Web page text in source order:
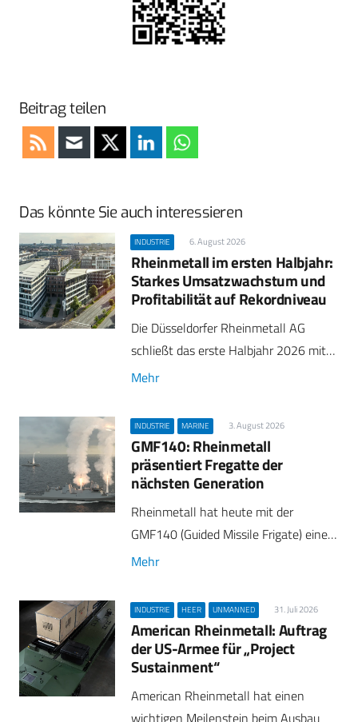
Beitrag teilen
Das könnte Sie auch interessieren
INDUSTRIE 6. August 2026
Rheinmetall im ersten Halbjahr:
Starkes Umsatzwachstum und
Profitabilität auf Rekordniveau
Die Düsseldorfer Rheinmetall AG
schließt das erste Halbjahr 2026 mit…
Mehr
INDUSTRIE MARINE 3. August 2026
GMF140: Rheinmetall
präsentiert Fregatte der
nächsten Generation
Rheinmetall hat heute mit der
GMF140 (Guided Missile Frigate) eine…
Mehr
INDUSTRIE HEER UNMANNED 31. Juli 2026
American Rheinmetall: Auftrag
der US-Armee für „Project
Sustainment“
American Rheinmetall hat einen
wichtigen Meilenstein beim Ausbau